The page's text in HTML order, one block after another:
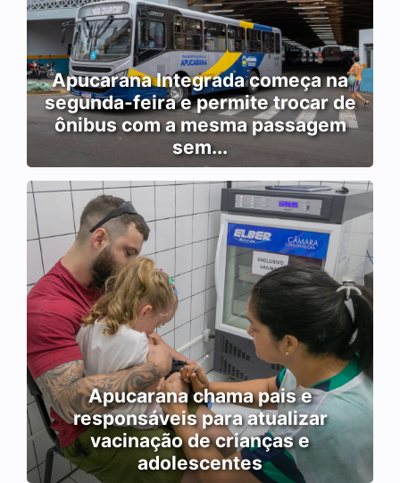
Apucarana Integrada começa na
segunda-feira e permite trocar de
ônibus com a mesma passagem
sem...
Apucarana chama pais e
responsáveis para atualizar
vacinação de crianças e
adolescentes